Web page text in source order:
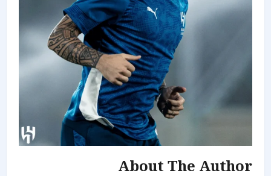
About The Author